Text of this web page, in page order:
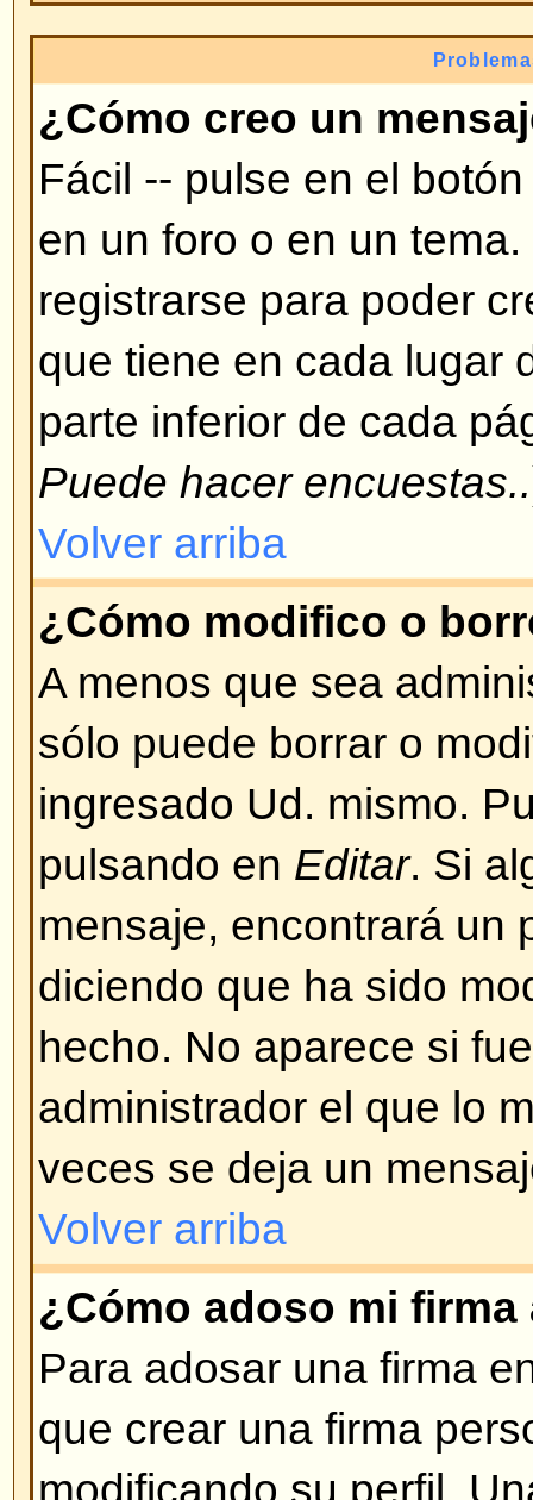
te puede dar un moderador o
Volver arriba
¿Por qué no puedo votar en
Sólo usuarios registrados
encuestas (para prevenir
ha registrado pero no puede
tenga autorización para votar
Volver arriba
Formatos y tipos de
¿Qué es BBCode?
BBCode es una
Depende del administrador si
los mensajes. También puede
casilla de verificación en el
mensaje. BBCode es muy
etiquetas (tags) se escriben
lugar de entre signos mayor y
un buen control sobre qué y
mensajes. Para más
guía a la que puede acceder
ingreso de mensajes.
Depende de si el administrador
qué etiquetas están permitidas.
seguridad para mantener la
estar habilitado, Ud. puede
crea un mensaje.
Volver arriba
¿Qué son los emoticonos o